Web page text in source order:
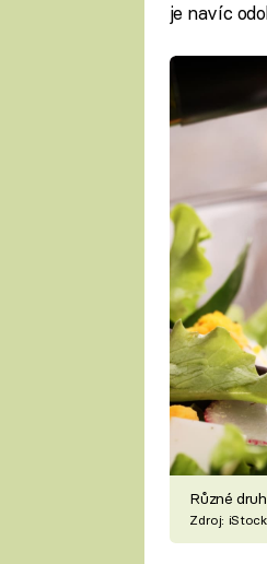
je navíc
Různé
Zdroj: iStock